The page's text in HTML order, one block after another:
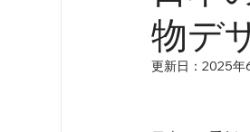
物デ
更新日：2025年